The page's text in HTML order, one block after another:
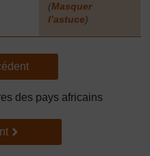
(Masquer
l’astuce)
des pays africains